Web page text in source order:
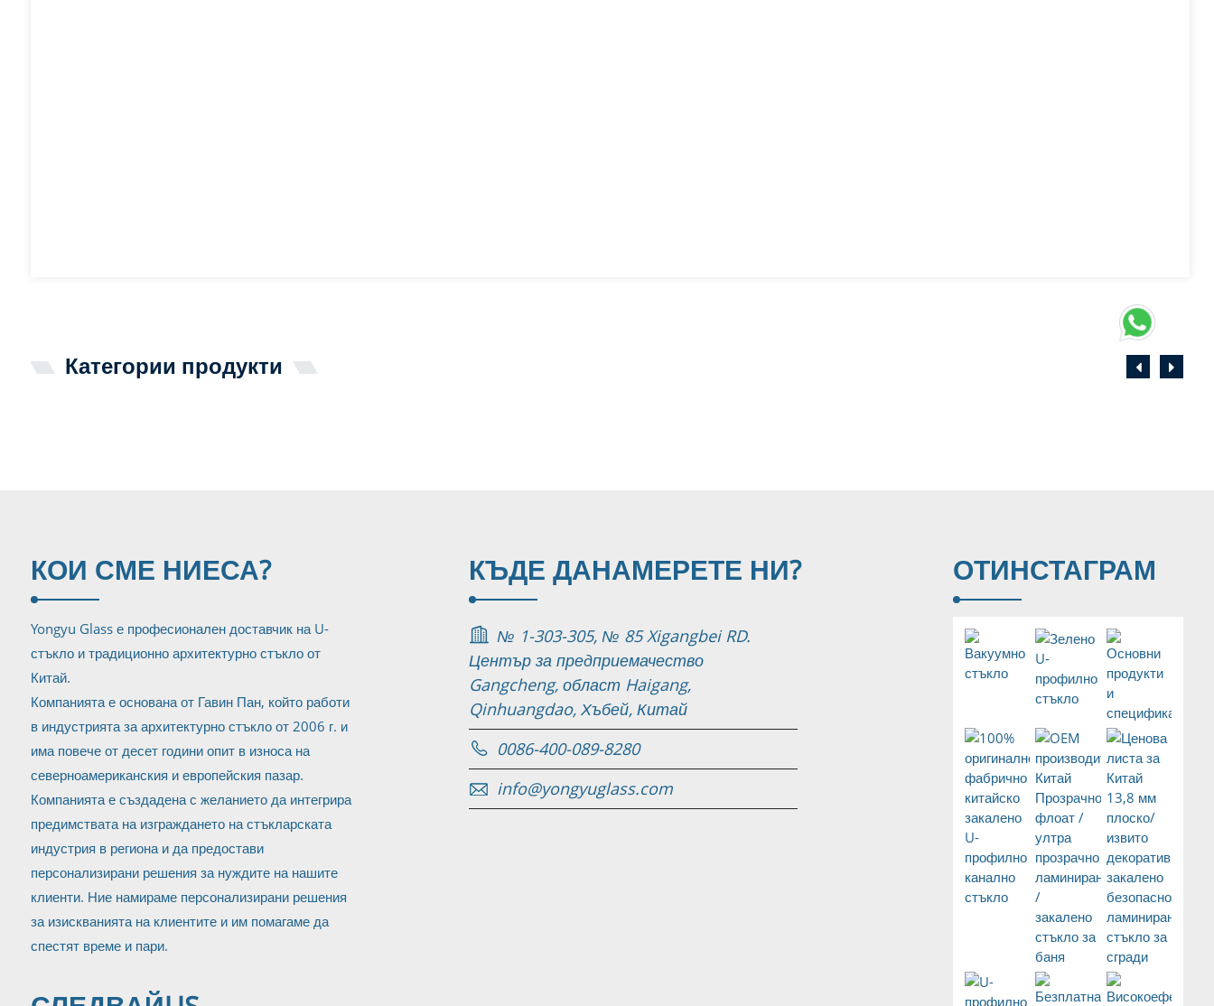
Категории продукти
КОИ СМЕ НИЕСА?
Yongyu Glass е професионален доставчик на U-
стъкло и традиционно архитектурно стъкло от
Китай.
Компанията е основана от Гавин Пан, който работи
в индустрията за архитектурно стъкло от 2006 г. и
има повече от десет години опит в износа на
северноамериканския и европейския пазар.
Компанията е създадена с желанието да интегрира
предимствата на изграждането на стъкларската
индустрия в региона и да предостави
персонализирани решения за нуждите на нашите
клиенти. Ние намираме персонализирани решения
за изискванията на клиентите и им помагаме да
спестят време и пари.
КЪДЕ ДАНАМЕРЕТЕ НИ?
№ 1-303-305, № 85 Xigangbei RD.
Център за предприемачество
Gangcheng, област Haigang,
Qinhuangdao, Хъбей, Китай
0086-400-089-8280
info@yongyuglass.com
ОТИНСТАГРАМ